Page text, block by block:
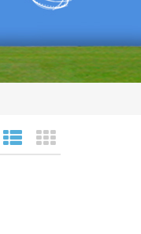
Посмотреть список